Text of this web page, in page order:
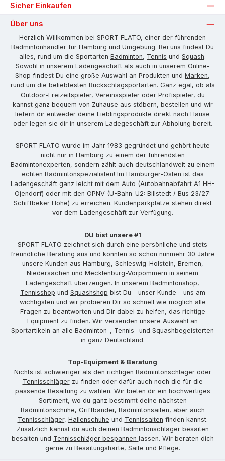
Sicher Einkaufen
Über uns
Herzlich Willkommen bei SPORT FLATO, einer der führenden
Badmintonhändler für Hamburg und Umgebung. Bei uns findest Du
alles, rund um die Sportarten Badminton, Tennis und Squash.
Sowohl in unserem Ladengeschäft als auch in unserem Online-
Shop findest Du eine große Auswahl an Produkten und Marken,
rund um die beliebtesten Rückschlagsportarten. Ganz egal, ob als
Outdoor-Freizeitspieler, Vereinsspieler oder Profispieler, du
kannst ganz bequem von Zuhause aus stöbern, bestellen und wir
liefern dir entweder deine Lieblingsprodukte direkt nach Hause
oder legen sie dir in unserem Ladegeschäft zur Abholung bereit.
SPORT FLATO wurde im Jahr 1983 gegründet und gehört heute
nicht nur in Hamburg zu einem der führendsten
Badmintonexperten, sondern zählt auch deutschlandweit zu einem
echten Badmintonspezialisten! Im Hamburger-Osten ist das
Ladengeschäft ganz leicht mit dem Auto (Autobahnabfahrt A1 HH-
Öjendorf) oder mit den ÖPNV (U-Bahn-U2: Billstedt / Bus 23/27:
Schiffbeker Höhe) zu erreichen. Kundenparkplätze stehen direkt
vor dem Ladengeschäft zur Verfügung.
DU bist unsere #1
SPORT FLATO zeichnet sich durch eine persönliche und stets
freundliche Beratung aus und konnten so schon nunmehr 30 Jahre
unsere Kunden aus Hamburg, Schleswig-Holstein, Bremen,
Niedersachen und Mecklenburg-Vorpommern in seinem
Ladengeschäft überzeugen. In unserem Badmintonshop,
Tennisshop und Squashshop bist Du – unser Kunde - uns am
wichtigsten und wir probieren Dir so schnell wie möglich alle
Fragen zu beantworten und Dir dabei zu helfen, das richtige
Equipment zu finden. Wir versenden unsere Auswahl an
Sportartikeln an alle Badminton-, Tennis- und Squashbegeisterten
in ganz Deutschland.
Top-Equipment & Beratung
Nichts ist schwieriger als den richtigen Badmintonschlägeroder
Tennisschlägerzu finden oder dafür auch noch die für die
passende Besaitung zu wählen. Wir bieten dir ein hochwertiges
Sortiment, wo du ganz bestimmt deine nächsten
Badmintonschuhe, Griffbänder, Badmintonsaiten, aber auch
Tennisschläger, Hallenschuhe und Tennissaiten finden kannst.
Zusätzlich kannst du auch deinen Badmintonschläger besaiten
besaiten und Tennisschläger bespannen lassen. Wir beraten dich
gerne zu Besaitungshärte, Saite und Pflege.